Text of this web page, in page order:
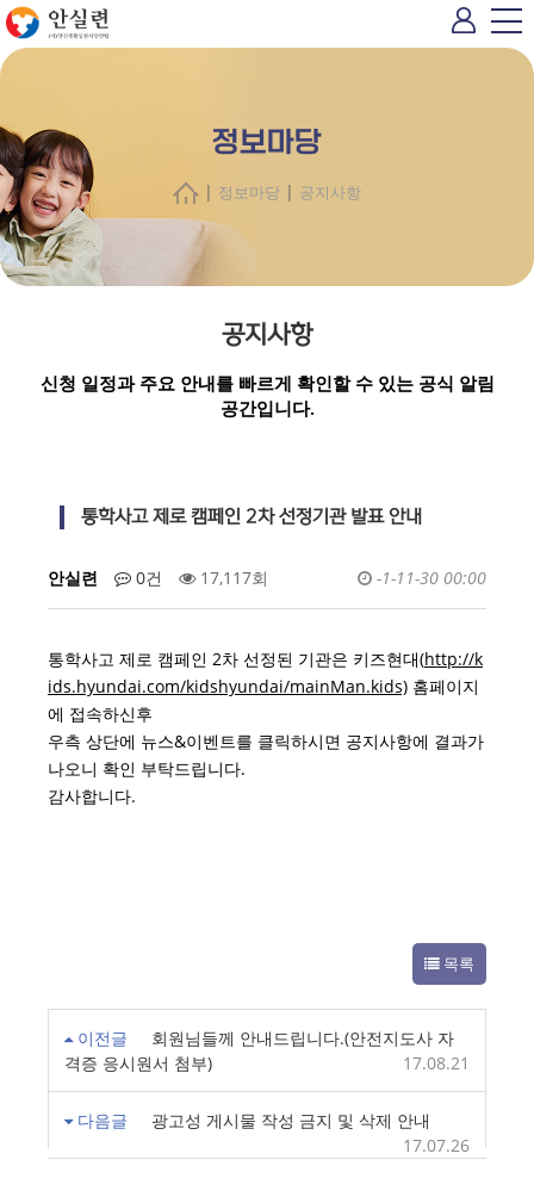
정보마당
| 정보마당 | 공지사항
공지사항
신청 일정과 주요 안내를 빠르게 확인할 수 있는 공식 알림
공간입니다.
통학사고 제로 캠페인 2차 선정기관 발표 안내
안실련 0건 17,117회 -1-11-30 00:00
통학사고 제로 캠페인 2차 선정된 기관은 키즈현대(http://k
ids.hyundai.com/kidshyundai/mainMan.kids) 홈페이지
에 접속하신후
우측 상단에 뉴스&이벤트를 클릭하시면 공지사항에 결과가
나오니 확인 부탁드립니다.
감사합니다.
목록
이전글
회원님들께 안내드립니다.(안전지도사 자
격증 응시원서 첨부)
17.08.21
다음글
광고성 게시물 작성 금지 및 삭제 안내
17.07.26